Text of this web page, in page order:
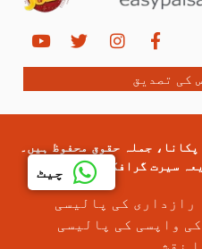
چیٹ
کی تصدیق
دیسی کھانا پکانا، جملہ حقوق محفوظ ہیں۔
سیرت گرافکس۔
رازداری کی پالیسی
واپسی کی پالیسی
نقشہ